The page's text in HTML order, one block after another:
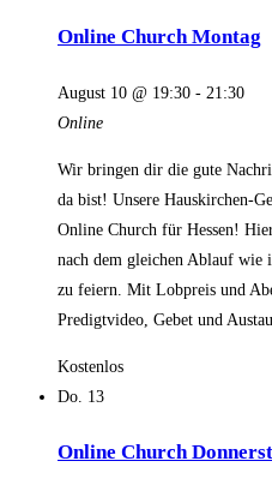
Online Church Montag
August 10 @ 19:30 - 21:30
Online
Wir bringen dir die gute
da bist! Unsere Hauskirchen-
Online Church für Hessen!
nach dem gleichen Ablauf wie
zu feiern. Mit Lobpreis und
Predigtvideo, Gebet und
Kostenlos
Do. 13
Online Church